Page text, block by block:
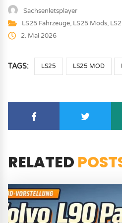
Sachsenletsplayer
LS25 Fahrzeuge, LS25 Mods,
2. Mai 2026
TAGS: LS25 LS25 MOD
RELATED